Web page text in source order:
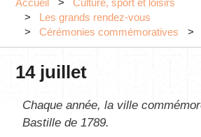
Accueil
Culture, sport et loisirs
Les grands rendez-vous
Cérémonies commémoratives
14 juillet
Chaque année, la ville
Bastille de 1789.